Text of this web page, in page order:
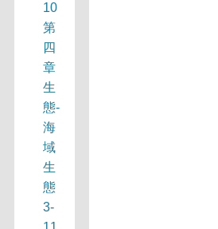
10
第
四
章
生
態-
海
域
生
態
3-